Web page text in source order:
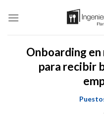
Onboarding
para recibir